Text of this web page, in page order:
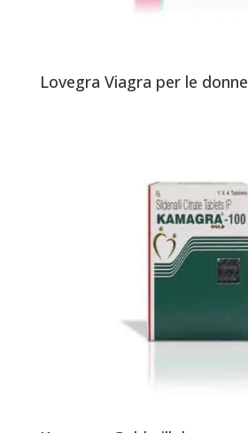
Lovegra Viagra per le donne